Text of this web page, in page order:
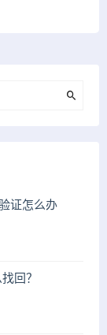
证怎么办
回？